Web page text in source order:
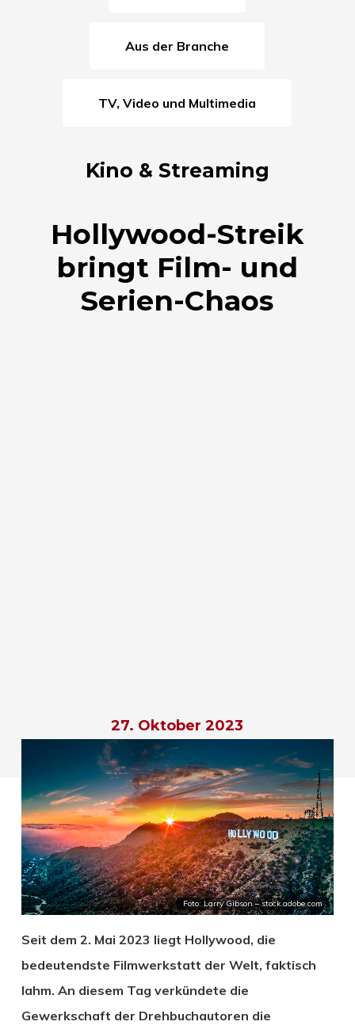
Aus der Branche
TV, Video und Multimedia
Kino & Streaming
Hollywood-Streik
bringt Film- und
Serien-Chaos
27. Oktober 2023
Foto: Larry Gibson – stock.adobe.com
Seit dem 2. Mai 2023 liegt Hollywood, die
bedeutendste Filmwerkstatt der Welt, faktisch
lahm. An diesem Tag verkündete die
Gewerkschaft der Drehbuchautoren die